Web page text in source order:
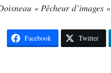
« Pêcheur d’images »
Facebook Twitter